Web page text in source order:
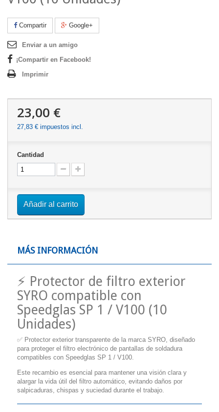
Compartir Google+
Enviar a un amigo
¡Compartir en Facebook!
Imprimir
23,00 €
27,83 € impuestos incl.
Cantidad
Añadir al carrito
MÁS INFORMACIÓN
⚡ Protector de filtro exterior
SYRO compatible con
Speedglas SP 1 / V100 (10
Unidades)
✅ Protector exterior transparente de la marca SYRO, diseñado
para proteger el filtro electrónico de pantallas de soldadura
compatibles con Speedglas SP 1 / V100.
Este recambio es esencial para mantener una visión clara y
alargar la vida útil del filtro automático, evitando daños por
salpicaduras, chispas y suciedad durante el trabajo.